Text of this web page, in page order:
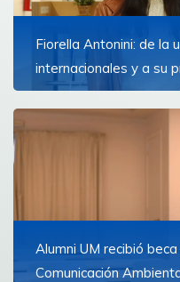
Fiorella Antonini: de la
internacionales y a su
las bases, exposición
ánimo para abrirme al
Alumni UM recibió
Comunicación